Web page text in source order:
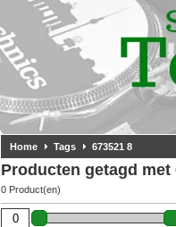
Home Tags 673521 8
Producten getagd met
0 Product(en)